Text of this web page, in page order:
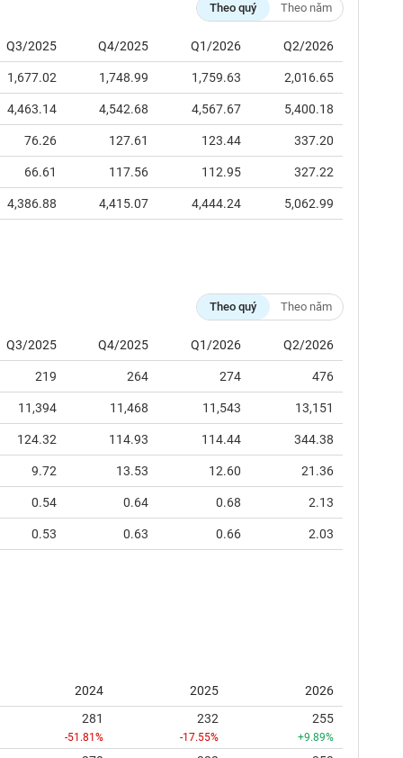
Theo quý Theo năm
Q3/2025 Q4/2025 Q1/2026 Q2/2026
1,677.02 1,748.99 1,759.63 2,016.65
4,463.14 4,542.68 4,567.67 5,400.18
76.26 127.61 123.44 337.20
66.61 117.56 112.95 327.22
4,386.88 4,415.07 4,444.24 5,062.99
Theo quý Theo năm
Q3/2025 Q4/2025 Q1/2026 Q2/2026
219 264 274 476
11,394 11,468 11,543 13,151
124.32 114.93 114.44 344.38
9.72 13.53 12.60 21.36
0.54 0.64 0.68 2.13
0.53 0.63 0.66 2.03
2024 2025
2026
281
-51.81%
232
-17.55%
255
+9.89%